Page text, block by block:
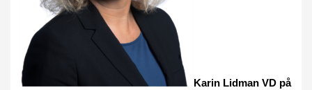
Karin Lidman VD på